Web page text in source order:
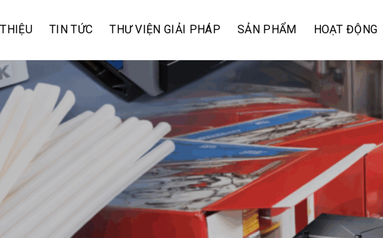
TIN TỨC THƯ VIỆN GIẢI PHÁP SẢN PHẨM HOẠT ĐỘNG